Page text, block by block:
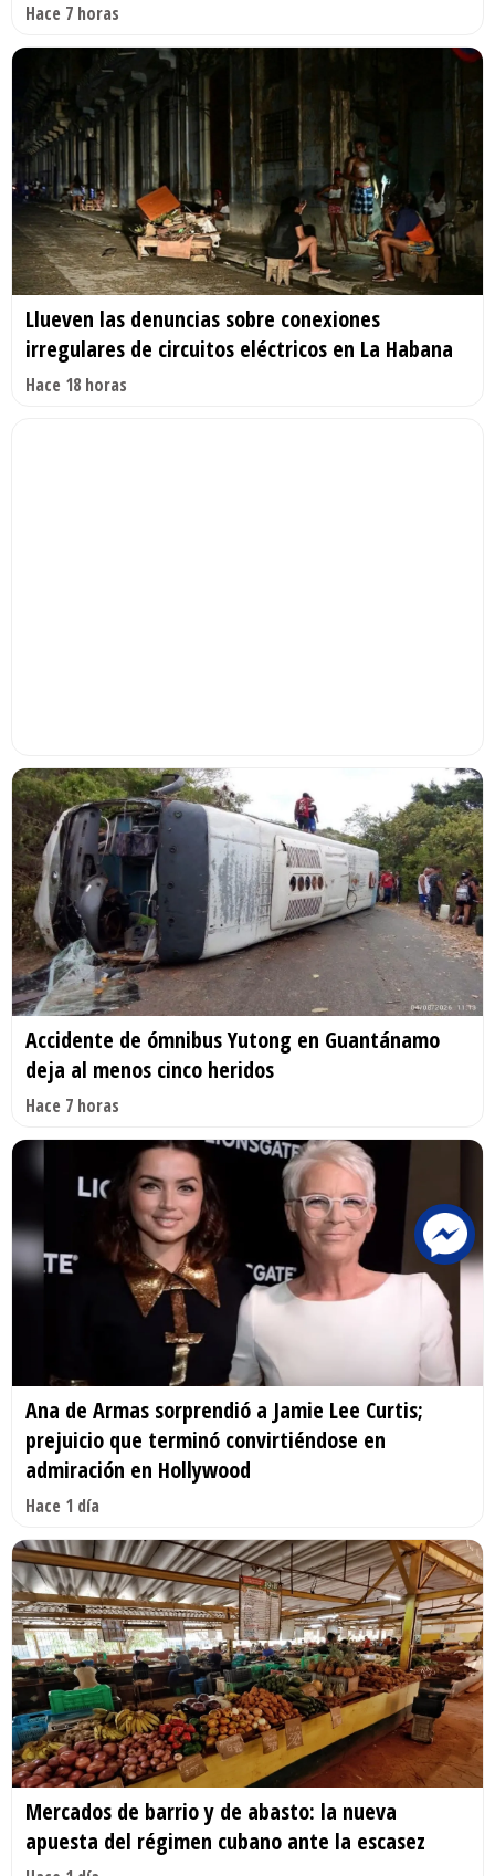
Hace 7 horas
Llueven las denuncias sobre conexiones
irregulares de circuitos eléctricos en La Habana
Hace 18 horas
Accidente de ómnibus Yutong en Guantánamo
deja al menos cinco heridos
Hace 7 horas
Ana de Armas sorprendió a Jamie Lee Curtis;
prejuicio que terminó convirtiéndose en
admiración en Hollywood
Hace 1 día
Mercados de barrio y de abasto: la nueva
apuesta del régimen cubano ante la escasez